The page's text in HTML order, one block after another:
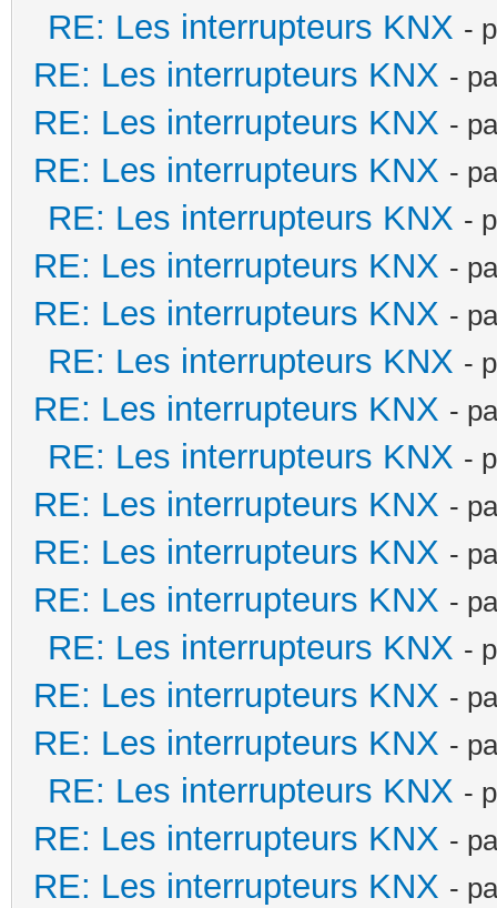
RE: Les interrupteurs KNX -
RE: Les interrupteurs KNX -
RE: Les interrupteurs KNX -
RE: Les interrupteurs KNX -
RE: Les interrupteurs KNX -
RE: Les interrupteurs KNX -
RE: Les interrupteurs KNX -
RE: Les interrupteurs KNX -
RE: Les interrupteurs KNX -
RE: Les interrupteurs KNX -
RE: Les interrupteurs KNX -
RE: Les interrupteurs KNX -
RE: Les interrupteurs KNX -
RE: Les interrupteurs KNX -
RE: Les interrupteurs KNX -
RE: Les interrupteurs KNX -
RE: Les interrupteurs KNX -
RE: Les interrupteurs KNX -
RE: Les interrupteurs KNX -